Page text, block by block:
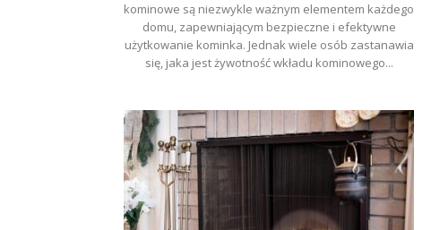
kominowe są niezwykle ważnym elementem każdego
domu, zapewniającym bezpieczne i efektywne
użytkowanie kominka. Jednak wiele osób zastanawia
się, jaka jest żywotność wkładu kominowego...